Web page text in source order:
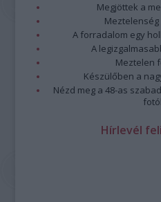
Megjöttek a
A forradalom egy
A
Meztelen
Készülőben a
Nézd meg a 48-as
Hírlevél